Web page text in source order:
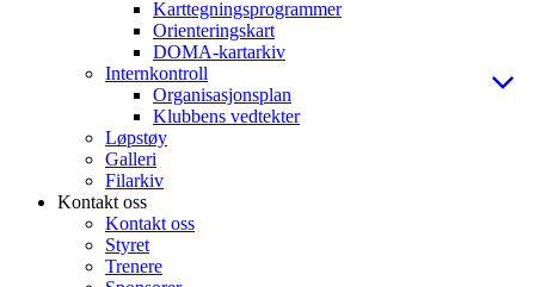
Karttegningsprogrammer
Orienteringskart
DOMA-kartarkiv
Internkontroll
Organisasjonsplan
Klubbens vedtekter
Løpstøy
Galleri
Filarkiv
Kontakt oss
Kontakt oss
Styret
Trenere